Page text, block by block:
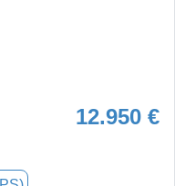
12.950 €